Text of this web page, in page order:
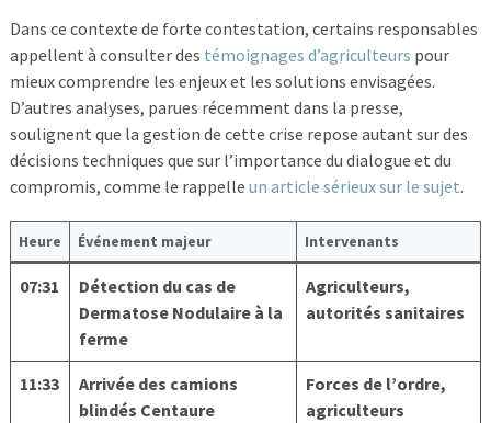
Dans ce contexte de forte contestation, certains responsables
appellent à consulter des témoignages d’agriculteurs pour
mieux comprendre les enjeux et les solutions envisagées.
D’autres analyses, parues récemment dans la presse,
soulignent que la gestion de cette crise repose autant sur des
décisions techniques que sur l’importance du dialogue et du
compromis, comme le rappelle un article sérieux sur le sujet.
Heure Événement majeur Intervenants
07:31
Détection du cas de
Dermatose Nodulaire à la
ferme
Agriculteurs,
autorités sanitaires
11:33
Arrivée des camions
blindés Centaure
Forces de l’ordre,
agriculteurs